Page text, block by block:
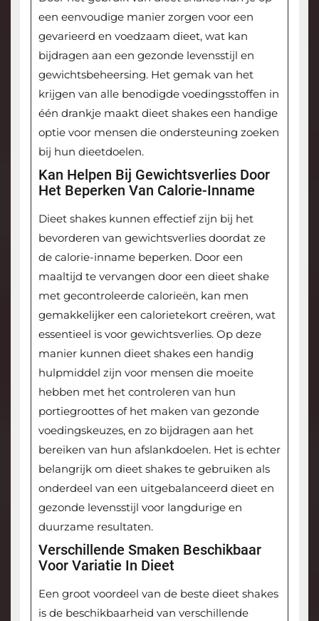
een eenvoudige manier zorgen voor een
gevarieerd en voedzaam dieet, wat kan
bijdragen aan een gezonde levensstijl en
gewichtsbeheersing. Het gemak van het
krijgen van alle benodigde voedingsstoffen in
één drankje maakt dieet shakes een handige
optie voor mensen die ondersteuning zoeken
bij hun dieetdoelen.
Kan Helpen Bij Gewichtsverlies Door
Het Beperken Van Calorie-Inname
Dieet shakes kunnen effectief zijn bij het
bevorderen van gewichtsverlies doordat ze
de calorie-inname beperken. Door een
maaltijd te vervangen door een dieet shake
met gecontroleerde calorieën, kan men
gemakkelijker een calorietekort creëren, wat
essentieel is voor gewichtsverlies. Op deze
manier kunnen dieet shakes een handig
hulpmiddel zijn voor mensen die moeite
hebben met het controleren van hun
portiegroottes of het maken van gezonde
voedingskeuzes, en zo bijdragen aan het
bereiken van hun afslankdoelen. Het is echter
belangrijk om dieet shakes te gebruiken als
onderdeel van een uitgebalanceerd dieet en
gezonde levensstijl voor langdurige en
duurzame resultaten.
Verschillende Smaken Beschikbaar
Voor Variatie In Dieet
Een groot voordeel van de beste dieet shakes
is de beschikbaarheid van verschillende